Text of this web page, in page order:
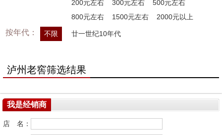
200元左右
300元左右
500元左右
800元左右
1500元左右 2000元以上
按年代： 不限 廿一世纪10年代
泸州老窖筛选结果
我是经销商
店 名：